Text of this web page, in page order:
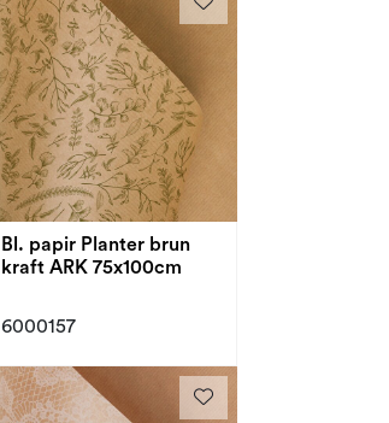
Bl. papir Planter brun
kraft ARK 75x100cm
6000157